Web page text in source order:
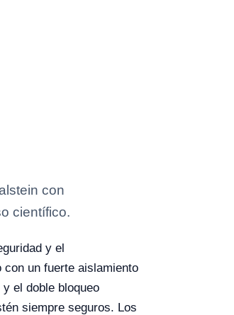
con
científico.
y el
un fuerte aislamiento
el doble bloqueo
siempre seguros. Los